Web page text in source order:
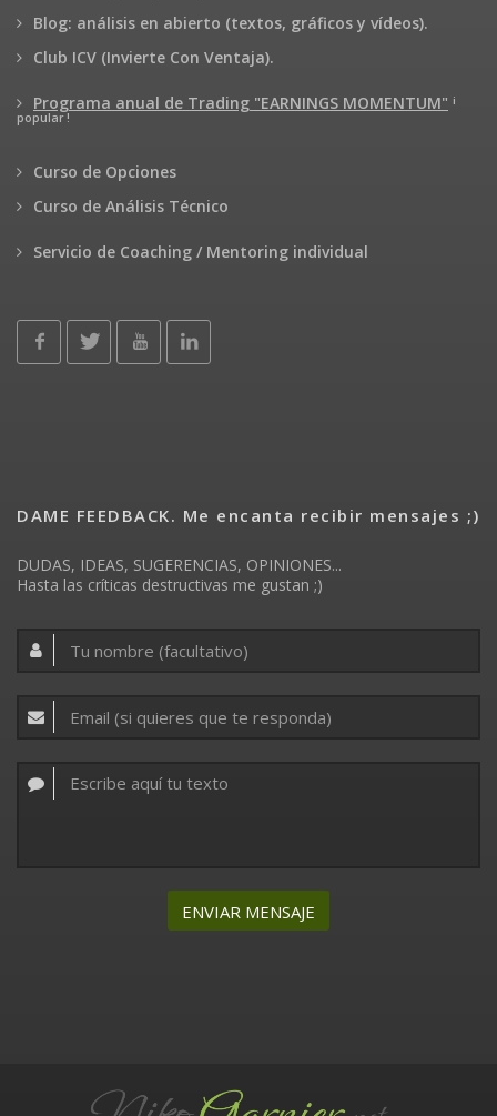
Blog: análisis en abierto (textos, gráficos y vídeos).
Club ICV (Invierte Con Ventaja).
Programa anual de Trading "EARNINGS MOMENTUM" ¡
popular !
Curso de Opciones
Curso de Análisis Técnico
Servicio de Coaching / Mentoring individual
DAME FEEDBACK. Me encanta recibir mensajes ;)
DUDAS, IDEAS, SUGERENCIAS, OPINIONES...
Hasta las críticas destructivas me gustan ;)
ENVIAR MENSAJE